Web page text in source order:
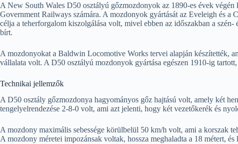
A New South Wales D50 osztályú gőzmozdonyok az 1890-es évek
Government Railways számára. A mozdonyok gyártását az Eveleigh és
célja a teherforgalom kiszolgálása volt, mivel ebben az időszakban a szén-
bírt.
A mozdonyokat a Baldwin Locomotive Works tervei alapján készítették,
vállalata volt. A D50 osztályú mozdonyok gyártása egészen 1910-ig
Technikai jellemzők
A D50 osztály gőzmozdonya hagyományos gőz hajtású volt, amely két
tengelyelrendezése 2-8-0 volt, ami azt jelenti, hogy két vezetőkerék és
A mozdony maximális sebessége körülbelül 50 km/h volt, ami a korszak
A mozdony méretei impozánsak voltak, hossza meghaladta a 18 métert,